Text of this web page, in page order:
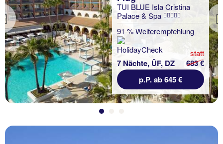
Previous
TUI BLUE Isla Cristina
Palace & Spa
91 % Weiterempfehlung
7 Nächte, ÜF, DZ
statt
683 €
p.P. ab 645 €